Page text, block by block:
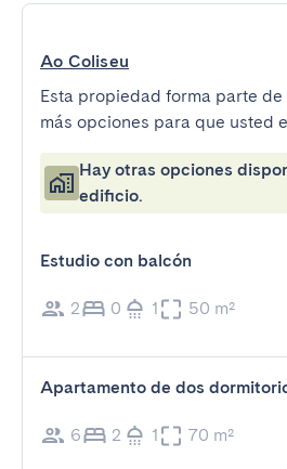
Ao Coliseu
Esta propiedad forma parte
más opciones para que usted
Hay otras opciones
edificio.
Estudio con balcón
2 0 1 50 m²
Apartamento de dos
6 2 1 70 m²